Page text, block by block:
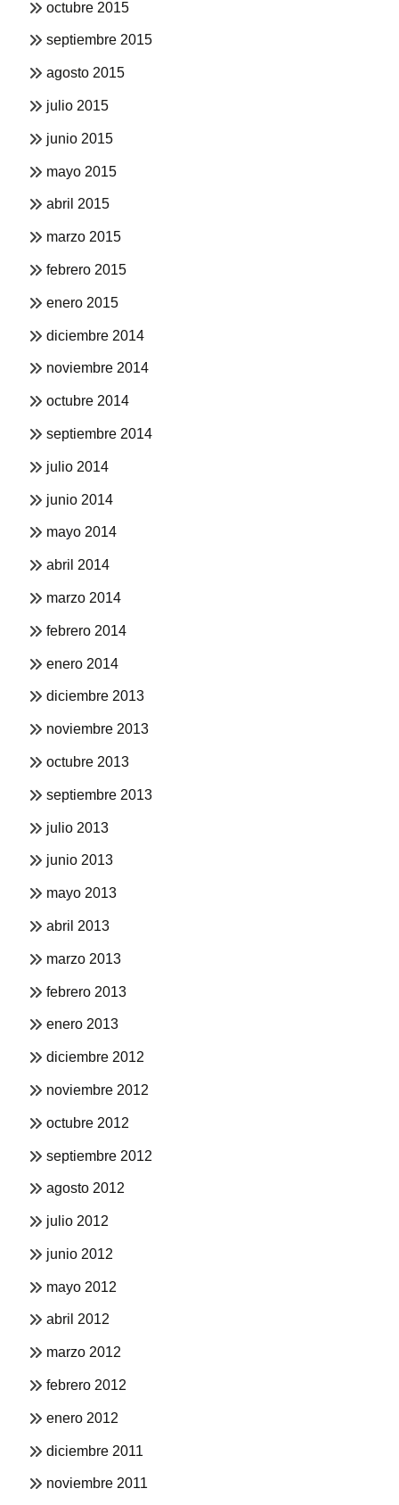
octubre 2015
septiembre 2015
agosto 2015
julio 2015
junio 2015
mayo 2015
abril 2015
marzo 2015
febrero 2015
enero 2015
diciembre 2014
noviembre 2014
octubre 2014
septiembre 2014
julio 2014
junio 2014
mayo 2014
abril 2014
marzo 2014
febrero 2014
enero 2014
diciembre 2013
noviembre 2013
octubre 2013
septiembre 2013
julio 2013
junio 2013
mayo 2013
abril 2013
marzo 2013
febrero 2013
enero 2013
diciembre 2012
noviembre 2012
octubre 2012
septiembre 2012
agosto 2012
julio 2012
junio 2012
mayo 2012
abril 2012
marzo 2012
febrero 2012
enero 2012
diciembre 2011
noviembre 2011